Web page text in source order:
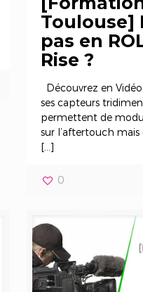
Toulouse]
pas en
Rise ?
Découvrez en
ses capteurs
permettent de
sur l’aftertouch mais
[…]
0